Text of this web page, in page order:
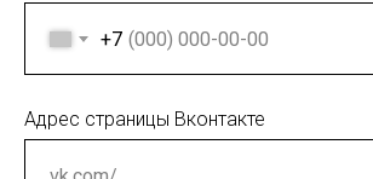
+7
Адрес страницы Вконтакте